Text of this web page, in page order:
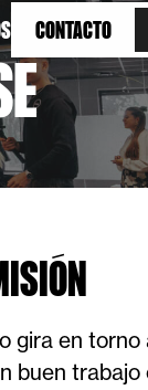
CONTACTO
gira en torno
buen trabajo